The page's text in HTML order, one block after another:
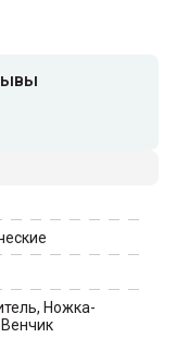
Ножка-